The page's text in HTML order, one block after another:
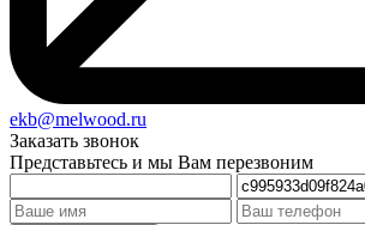
ekb@melwood.ru
Заказать звонок
Представьтесь и мы Вам перезвоним